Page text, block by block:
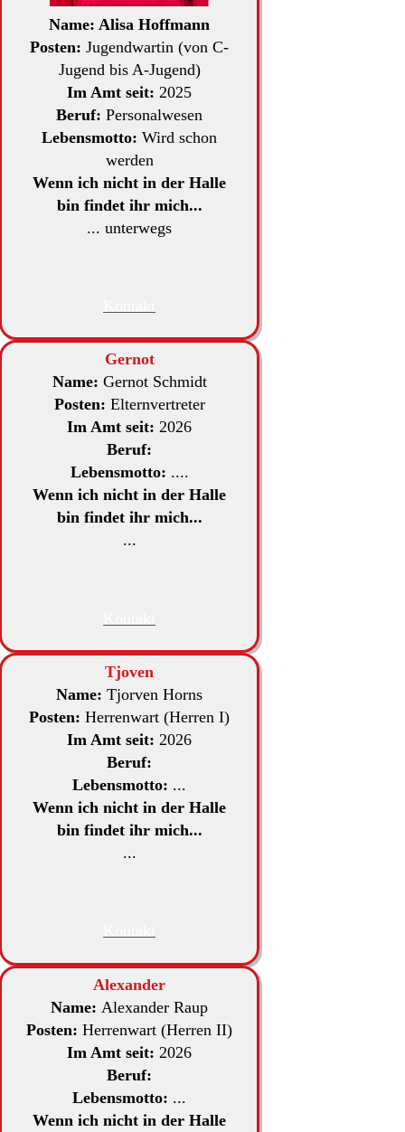
Name: Alisa Hoffmann
Posten: Jugendwartin (von C-
Jugend bis A-Jugend)
Im Amt seit: 2025
Beruf: Personalwesen
Lebensmotto: Wird schon
werden
Wenn ich nicht in der Halle
bin findet ihr mich...
... unterwegs
Gernot
Name: Gernot Schmidt
Posten: Elternvertreter
Im Amt seit: 2026
Beruf:
Lebensmotto: ....
Wenn ich nicht in der Halle
bin findet ihr mich...
...
Tjoven
Name: Tjorven Horns
Posten: Herrenwart (Herren I)
Im Amt seit: 2026
Beruf:
Lebensmotto: ...
Wenn ich nicht in der Halle
bin findet ihr mich...
...
Alexander
Name: Alexander Raup
Posten: Herrenwart (Herren II)
Im Amt seit: 2026
Beruf:
Lebensmotto: ...
Wenn ich nicht in der Halle